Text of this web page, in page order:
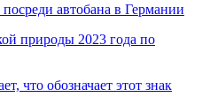
автобана в Германии
природы 2023 года по
что обозначает этот знак